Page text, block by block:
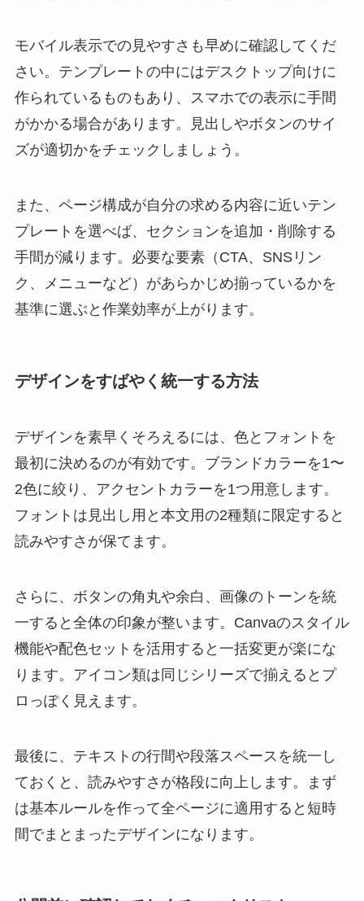
モバイル表示での見やすさも早めに確認してくだ
さい。テンプレートの中にはデスクトップ向けに
作られているものもあり、スマホでの表示に手間
がかかる場合があります。見出しやボタンのサイ
ズが適切かをチェックしましょう。
また、ページ構成が自分の求める内容に近いテン
プレートを選べば、セクションを追加・削除する
手間が減ります。必要な要素（CTA、SNSリン
ク、メニューなど）があらかじめ揃っているかを
基準に選ぶと作業効率が上がります。
デザインをすばやく統一する方法
デザインを素早くそろえるには、色とフォントを
最初に決めるのが有効です。ブランドカラーを1〜
2色に絞り、アクセントカラーを1つ用意します。
フォントは見出し用と本文用の2種類に限定すると
読みやすさが保てます。
さらに、ボタンの角丸や余白、画像のトーンを統
一すると全体の印象が整います。Canvaのスタイル
機能や配色セットを活用すると一括変更が楽にな
ります。アイコン類は同じシリーズで揃えるとプ
ロっぽく見えます。
最後に、テキストの行間や段落スペースを統一し
ておくと、読みやすさが格段に向上します。まず
は基本ルールを作って全ページに適用すると短時
間でまとまったデザインになります。